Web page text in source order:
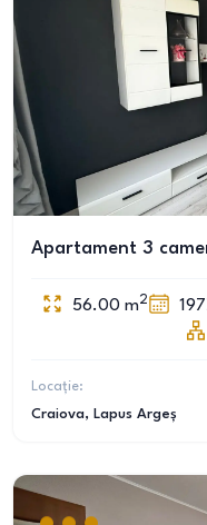
Apartament 3
56.00 m2
Locație:
Craiova, Lapus Argeș